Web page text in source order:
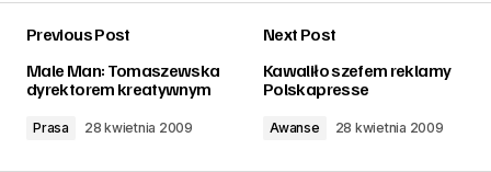
Previous Post
Male Man: Tomaszewska
dyrektorem kreatywnym
Prasa 28 kwietnia 2009
Next Post
Kawaliło szefem reklamy
Polskapresse
Awanse 28 kwietnia 2009